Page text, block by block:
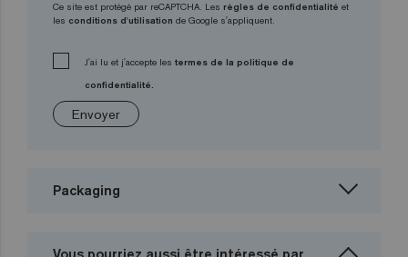
Ce site est protégé par reCAPTCHA. Les règles de confidentialité et
les conditions d'utilisation de Google s'appliquent.
J'ai lu et j'accepte les termes de la politique de
confidentialité.
Envoyer
Packaging